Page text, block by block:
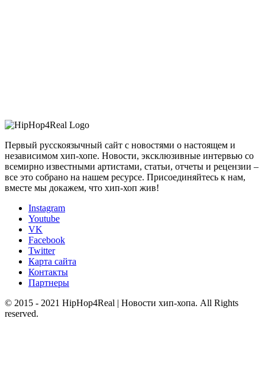
Первый русскоязычный сайт с новостями о настоящем и
независимом хип-хопе. Новости, эксклюзивные интервью со
всемирно известными артистами, статьи, отчеты и рецензии –
все это собрано на нашем ресурсе. Присоединяйтесь к нам,
вместе мы докажем, что хип-хоп жив!
Instagram
Youtube
VK
Facebook
Twitter
Карта сайта
Контакты
Партнеры
© 2015 - 2021 HipHop4Real | Новости хип-хопа. All Rights
reserved.